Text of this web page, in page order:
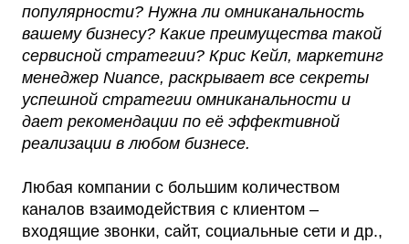
популярности? Нужна ли омниканальность
вашему бизнесу? Какие преимущества такой
сервисной стратегии? Крис Кейл, маркетинг
менеджер Nuance, раскрывает все секреты
успешной стратегии омниканальности и
дает рекомендации по её эффективной
реализации в любом бизнесе.
Любая компании с большим количеством
каналов взаимодействия с клиентом –
входящие звонки, сайт, социальные сети и др.,